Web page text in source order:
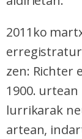
2011ko
zen: Richter
1900.
lurrikarak
artean,